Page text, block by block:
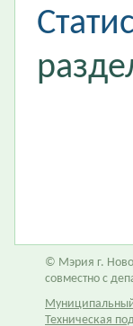
© Мэрия г.
совместно с
Техническая